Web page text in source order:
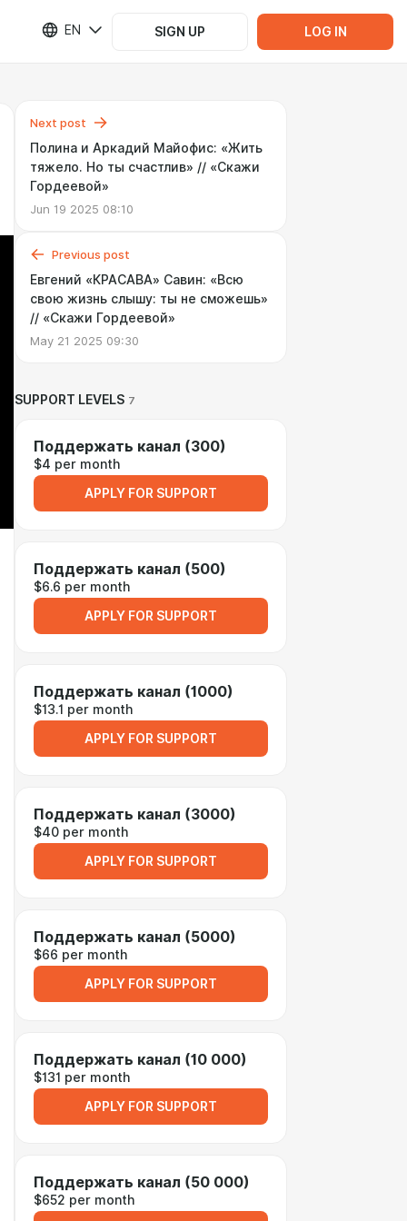
EN SIGN UP LOG IN
Next post
Полина и Аркадий Майофис: «Жить
тяжело. Но ты счастлив» // «Скажи
Гордеевой»
Jun 19 2025 08:10
Previous post
Евгений «КРАСАВА» Савин: «Всю
свою жизнь слышу: ты не сможешь»
// «Скажи Гордеевой»
May 21 2025 09:30
SUPPORT LEVELS 7
Поддержать канал (300)
$4 per month
APPLY FOR SUPPORT
Поддержать канал (500)
$6.6 per month
APPLY FOR SUPPORT
Поддержать канал (1000)
$13.1 per month
APPLY FOR SUPPORT
Поддержать канал (3000)
$40 per month
APPLY FOR SUPPORT
Поддержать канал (5000)
$66 per month
APPLY FOR SUPPORT
Поддержать канал (10 000)
$131 per month
APPLY FOR SUPPORT
Поддержать канал (50 000)
$652 per month